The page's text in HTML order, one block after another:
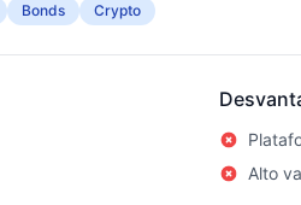
Bonds Crypto
Alto